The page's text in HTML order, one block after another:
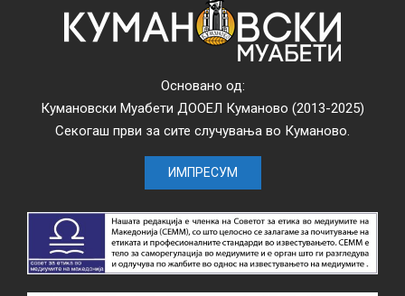
Основано од:
Кумановски Муабети ДООЕЛ Куманово (2013-2025)
Секогаш први за сите случувања во Куманово.
ИМПРЕСУМ